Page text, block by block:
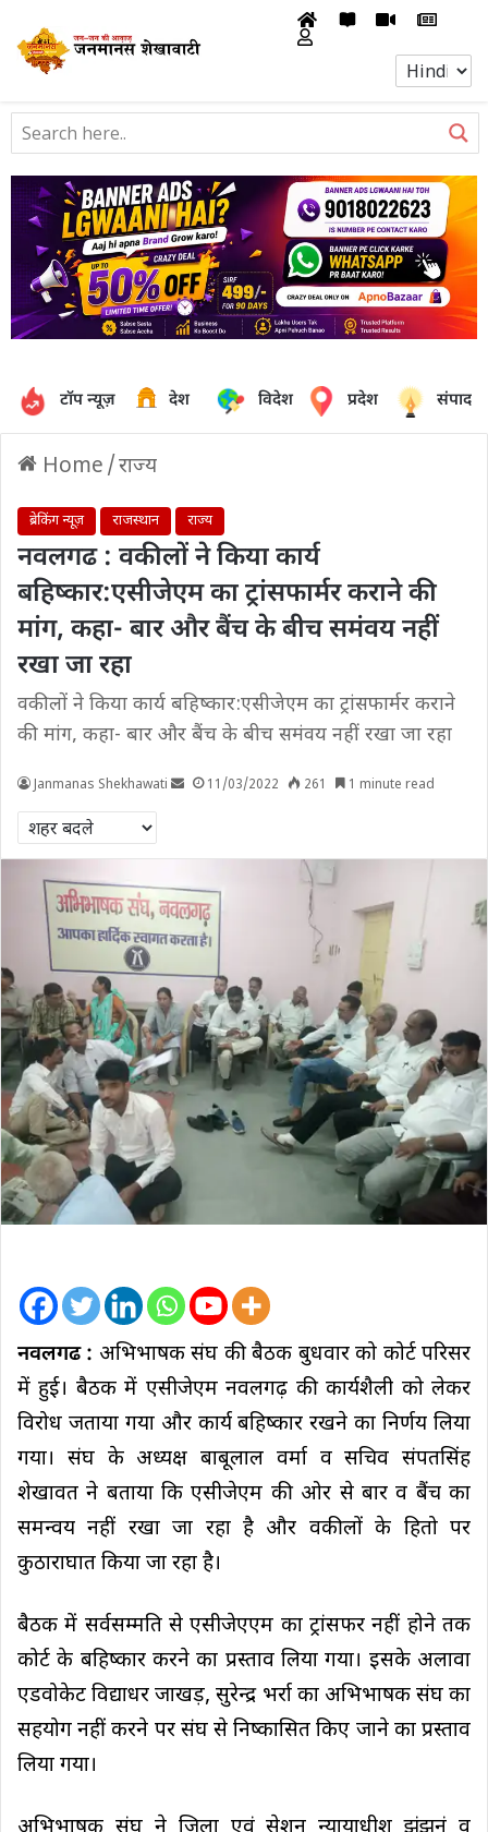
टॉप न्यूज़ देश विदेश प्रदेश
Home /राज्य
ब्रेकिंग न्यूज़ राजस्थान राज्य
नवलगढ : वकीलों ने किया कार्य
बहिष्कार:एसीजेएम का ट्रांसफार्मर कराने की
मांग, कहा- बार और बैंच के बीच समंवय नहीं
रखा जा रहा
वकीलों ने किया कार्य बहिष्कार:एसीजेएम का ट्रांसफार्मर कराने
की मांग, कहा- बार और बैंच के बीच समंवय नहीं रखा जा रहा
Janmanas Shekhawati 11/03/2022 261 1 minute read
नवलगढ : अभिभाषक संघ की बैठक बुधवार को कोर्ट परिसर
में हुई। बैठक में एसीजेएम नवलगढ़ की कार्यशैली को लेकर
विरोध जताया गया और कार्य बहिष्कार रखने का निर्णय लिया
गया। संघ के अध्यक्ष बाबूलाल वर्मा व सचिव संपतसिंह
शेखावत ने बताया कि एसीजेएम की ओर से बार व बैंच का
समन्वय नहीं रखा जा रहा है और वकीलों के हितो पर
कुठाराघात किया जा रहा है।
बैठक में सर्वसम्मति से एसीजेएएम का ट्रांसफर नहीं होने तक
कोर्ट के बहिष्कार करने का प्रस्ताव लिया गया। इसके अलावा
एडवोकेट विद्याधर जाखड़, सुरेन्द्र भर्रा का अभिभाषक संघ का
सहयोग नहीं करने पर संघ से निष्कासित किए जाने का प्रस्ताव
लिया गया।